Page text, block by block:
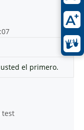
usted el primero.
test